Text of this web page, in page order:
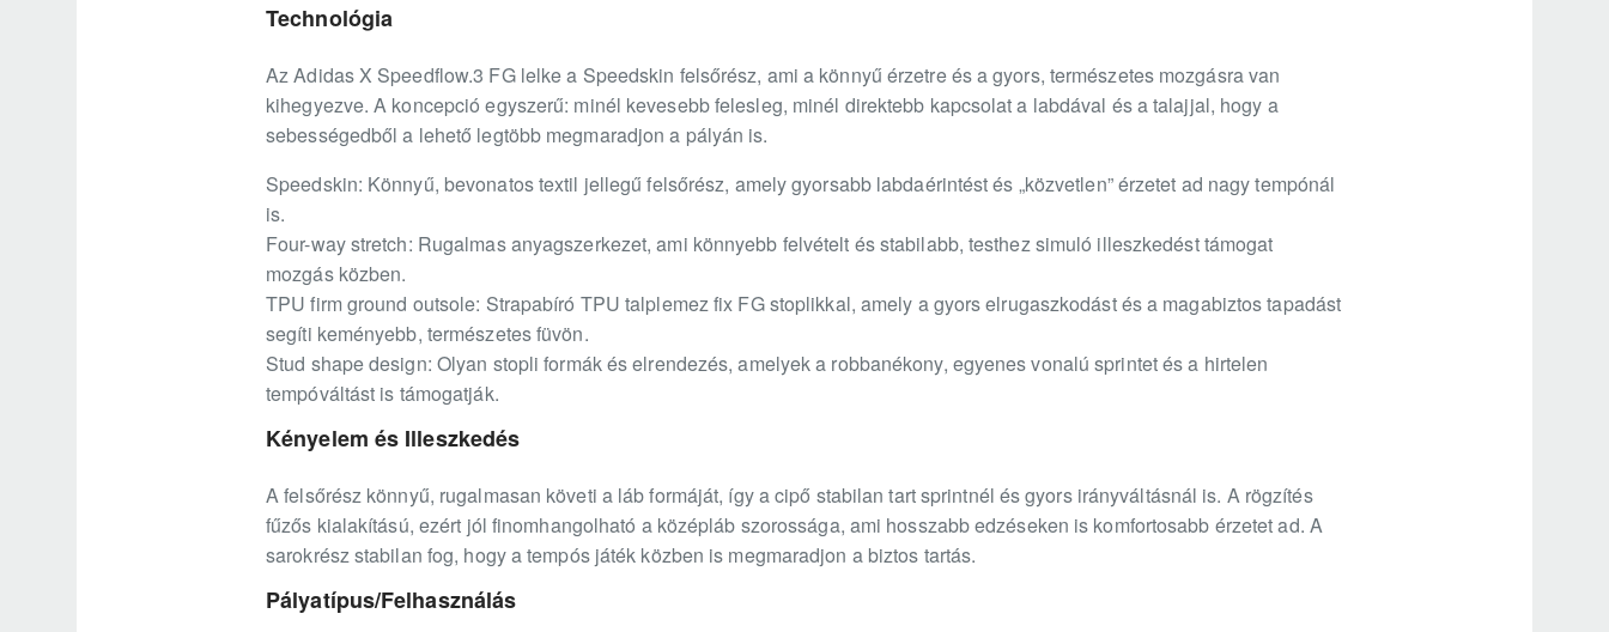
Technológia
Az Adidas X Speedflow.3 FG lelke a Speedskin felsőrész, ami a könnyű érzetre és a gyors, természetes mozgásra van
kihegyezve. A koncepció egyszerű: minél kevesebb felesleg, minél direktebb kapcsolat a labdával és a talajjal, hogy a
sebességedből a lehető legtöbb megmaradjon a pályán is.
Speedskin: Könnyű, bevonatos textil jellegű felsőrész, amely gyorsabb labdaérintést és „közvetlen” érzetet ad nagy tempónál
is.
Four-way stretch: Rugalmas anyagszerkezet, ami könnyebb felvételt és stabilabb, testhez simuló illeszkedést támogat
mozgás közben.
TPU firm ground outsole: Strapabíró TPU talplemez fix FG stoplikkal, amely a gyors elrugaszkodást és a magabiztos tapadást
segíti keményebb, természetes füvön.
Stud shape design: Olyan stopli formák és elrendezés, amelyek a robbanékony, egyenes vonalú sprintet és a hirtelen
tempóváltást is támogatják.
Kényelem és Illeszkedés
A felsőrész könnyű, rugalmasan követi a láb formáját, így a cipő stabilan tart sprintnél és gyors irányváltásnál is. A rögzítés
fűzős kialakítású, ezért jól finomhangolható a középláb szorossága, ami hosszabb edzéseken is komfortosabb érzetet ad. A
sarokrész stabilan fog, hogy a tempós játék közben is megmaradjon a biztos tartás.
Pályatípus/Felhasználás